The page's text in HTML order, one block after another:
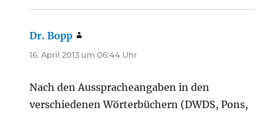
Dr. Bopp
16. April 2013 um 06:44 Uhr
Nach den Ausspracheangaben in den
verschiedenen Wörterbüchern (DWDS, Pons,